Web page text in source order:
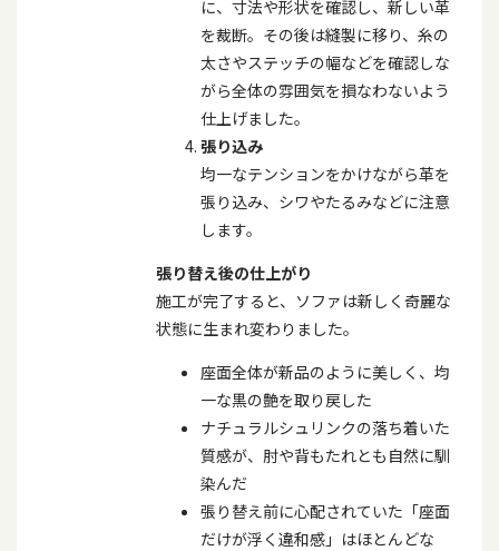
に、寸法や形状を確認し、新しい革
を裁断。その後は縫製に移り、糸の
太さやステッチの幅などを確認しな
がら全体の雰囲気を損なわないよう
仕上げました。
張り込み
均一なテンションをかけながら革を
張り込み、シワやたるみなどに注意
します。
張り替え後の仕上がり
施工が完了すると、ソファは新しく奇麗な
状態に生まれ変わりました。
座面全体が新品のように美しく、均
一な黒の艶を取り戻した
ナチュラルシュリンクの落ち着いた
質感が、肘や背もたれとも自然に馴
染んだ
張り替え前に心配されていた「座面
だけが浮く違和感」はほとんどな